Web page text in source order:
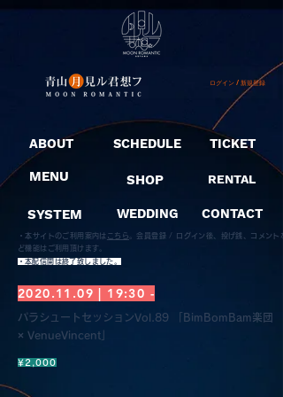
ログイン / 新規登録
ABOUT
MENU
SYSTEM
SCHEDULE
SHOP
WEDDING
TICKET
RENTAL
CONTACT
・本サイトのご利用案内は こちら
会員登録 / ログイン後、投げ銭、コメント
ど機能はご利用頂けます。
​・本配信開は終了致しました。
2020.11.09 | 19:30 -
パラシュートセッションVol.89 「BimBomBam楽団
× VenueVincent」
¥2,000